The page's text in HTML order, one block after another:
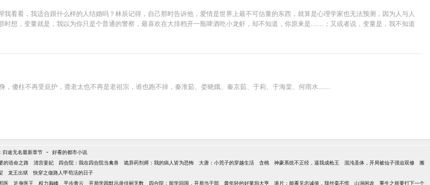
看看，我适合跟什么样的人结婚吗？林辰记得，自己那时告诉他，爱情是世界上最不可估量的东西，就算是心理学家也无法预测，因为人与人
时想，变量就是，我以为你只是个普通的警察，最喜欢在大排档开一瓶啤酒吃小龙虾，却不知道，你原来是……；又或者说，变量是，我不知道
傻柱不再受庇护，聋老太也不再是老祖宗，谁也跑不掉，秦淮茹、娄晓娥、秦京茹、于莉、于海棠、何雨水......
归途无名最新章节 - 好看的都市小说
的诰命之路 清宫妾妃 四合院：我在四合院当禽兽 诡异药剂师：我的病人皆为恐怖 大唐：小兕子的穿越生活 含桃 神豪系统不正经，逼我成枪王 混沌圣体，开局被仙子强迫双修
搬
龙王出狱 快穿之做路人甲苟活的日子
医 近身医王 权力巅峰 平步青云 开局学园默示录佳丽无数 四合院：留学回国，开局当干部 最年轻的好莱坞大亨 港片：能看见忠诚值，我丝毫不慌 山涧闲农 重生之朕要打下一个